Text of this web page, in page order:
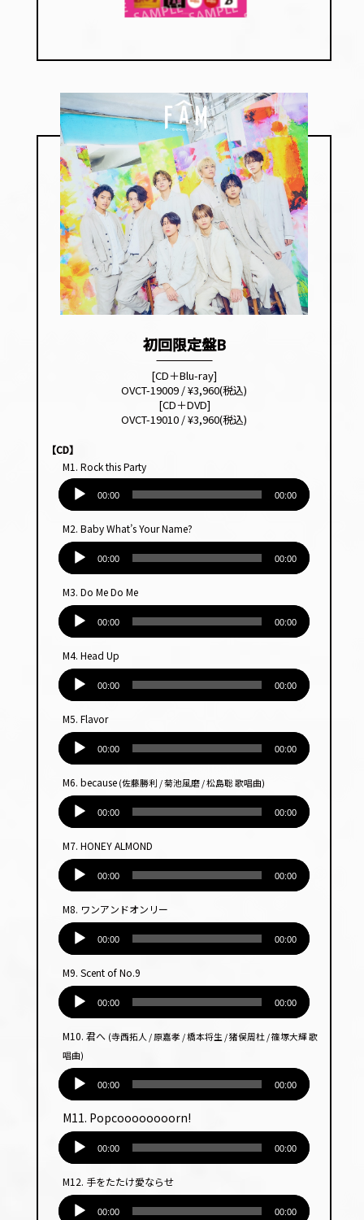
初回限定盤B
[CD＋Blu-ray]
OVCT-19009 / ¥3,960(税込)
[CD＋DVD]
OVCT-19010 / ¥3,960(税込)
【CD】
M1. Rock this Party
レー
ヤー
00:00 00:00
M2. Baby What’s Your Name?
レー
ヤー
00:00 00:00
M3. Do Me Do Me
レー
ヤー
00:00 00:00
M4. Head Up
レー
ヤー
00:00 00:00
M5. Flavor
レー
ヤー
00:00 00:00
M6. because(佐藤勝利 / 菊池風磨 / 松島聡 歌唱曲)
レー
ヤー
00:00 00:00
M7. HONEY ALMOND
レー
ヤー
00:00 00:00
M8. ワンアンドオンリー
レー
ヤー
00:00 00:00
M9. Scent of No.9
レー
ヤー
00:00 00:00
M10. 君へ (寺西拓人 / 原嘉孝 / 橋本将生 / 猪俣周杜 / 篠塚大輝 歌
唱曲)
レー
ヤー
00:00 00:00
M11. Popcoooooooorn!
レー
ヤー
00:00 00:00
M12. 手をたたけ愛ならせ
00:00 00:00